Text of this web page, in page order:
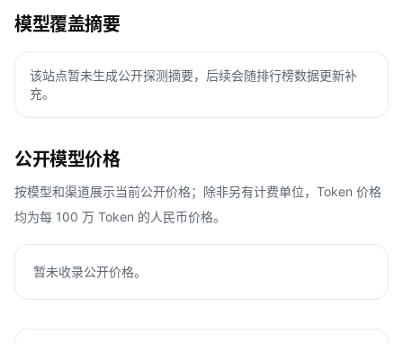
模型覆盖摘要
该站点暂未生成公开探测摘要，后续会随排行榜数据更新补
充。
公开模型价格
按模型和渠道展示当前公开价格；除非另有计费单位，Token 价格
均为每 100 万 Token 的人民币价格。
暂未收录公开价格。